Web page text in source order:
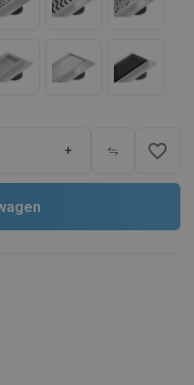
+ favorite_border